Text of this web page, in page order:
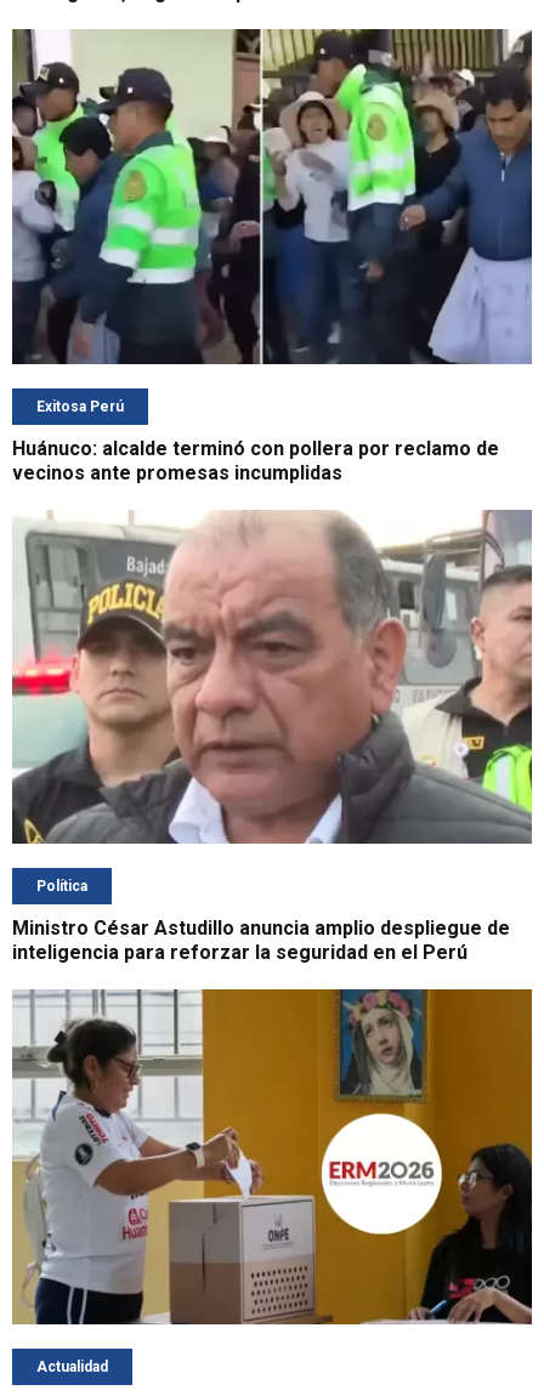
Exitosa Perú
Huánuco: alcalde terminó con pollera por reclamo de
vecinos ante promesas incumplidas
Política
Ministro César Astudillo anuncia amplio despliegue de
inteligencia para reforzar la seguridad en el Perú
Actualidad